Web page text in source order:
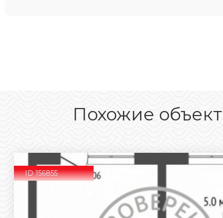
Похожие
ID 156855